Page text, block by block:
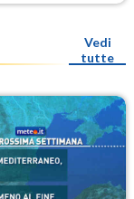
Vedi
tutte